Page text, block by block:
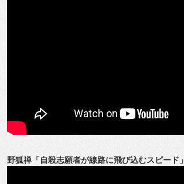
野狐禅「自殺志願者が線路に飛び込むスピード」